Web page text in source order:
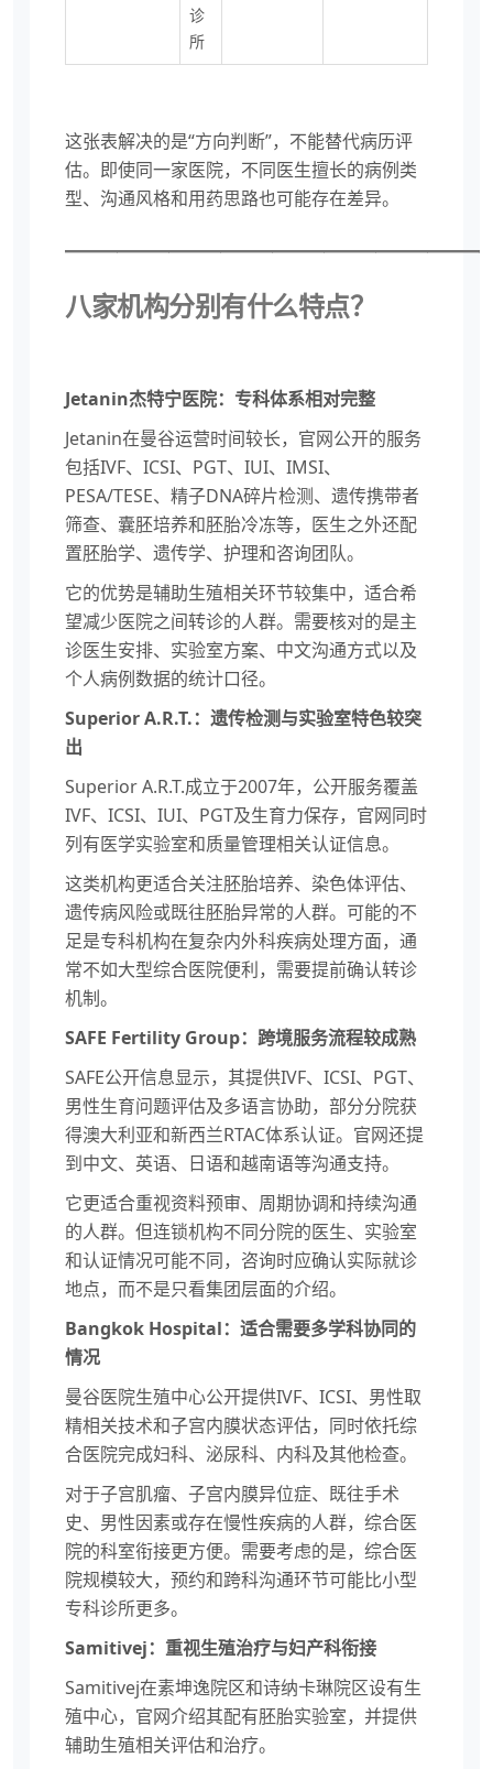
诊
所
这张表解决的是“方向判断”，不能替代病历评
估。即使同一家医院，不同医生擅长的病例类
型、沟通风格和用药思路也可能存在差异。
八家机构分别有什么特点？
Jetanin杰特宁医院：专科体系相对完整
Jetanin在曼谷运营时间较长，官网公开的服务
包括IVF、ICSI、PGT、IUI、IMSI、
PESA/TESE、精子DNA碎片检测、遗传携带者
筛查、囊胚培养和胚胎冷冻等，医生之外还配
置胚胎学、遗传学、护理和咨询团队。
它的优势是辅助生殖相关环节较集中，适合希
望减少医院之间转诊的人群。需要核对的是主
诊医生安排、实验室方案、中文沟通方式以及
个人病例数据的统计口径。
Superior A.R.T.：遗传检测与实验室特色较突
出
Superior A.R.T.成立于2007年，公开服务覆盖
IVF、ICSI、IUI、PGT及生育力保存，官网同时
列有医学实验室和质量管理相关认证信息。
这类机构更适合关注胚胎培养、染色体评估、
遗传病风险或既往胚胎异常的人群。可能的不
足是专科机构在复杂内外科疾病处理方面，通
常不如大型综合医院便利，需要提前确认转诊
机制。
SAFE Fertility Group：跨境服务流程较成熟
SAFE公开信息显示，其提供IVF、ICSI、PGT、
男性生育问题评估及多语言协助，部分分院获
得澳大利亚和新西兰RTAC体系认证。官网还提
到中文、英语、日语和越南语等沟通支持。
它更适合重视资料预审、周期协调和持续沟通
的人群。但连锁机构不同分院的医生、实验室
和认证情况可能不同，咨询时应确认实际就诊
地点，而不是只看集团层面的介绍。
Bangkok Hospital：适合需要多学科协同的
情况
曼谷医院生殖中心公开提供IVF、ICSI、男性取
精相关技术和子宫内膜状态评估，同时依托综
合医院完成妇科、泌尿科、内科及其他检查。
对于子宫肌瘤、子宫内膜异位症、既往手术
史、男性因素或存在慢性疾病的人群，综合医
院的科室衔接更方便。需要考虑的是，综合医
院规模较大，预约和跨科沟通环节可能比小型
专科诊所更多。
Samitivej：重视生殖治疗与妇产科衔接
Samitivej在素坤逸院区和诗纳卡琳院区设有生
殖中心，官网介绍其配有胚胎实验室，并提供
辅助生殖相关评估和治疗。